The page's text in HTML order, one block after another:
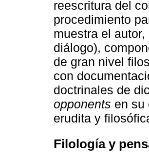
reescritura del
procedimiento
muestra el
diálogo),
de gran nivel
con
doctrinales de
opponents en su
erudita y
Filología y